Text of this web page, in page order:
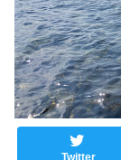
Twitter